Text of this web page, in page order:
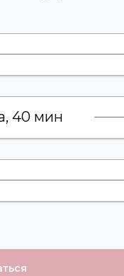
40 мин